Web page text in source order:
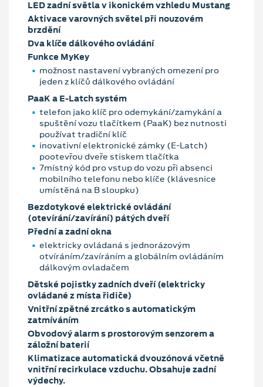
LED zadní světla v ikonickém vzhledu Mustang
Aktivace varovných světel při nouzovém
brzdění
Dva klíče dálkového ovládání
Funkce MyKey
možnost nastavení vybraných omezení pro
jeden z klíčů dálkového ovládání
PaaK a E-Latch systém
telefon jako klíč pro odemykání/zamykání a
spuštění vozu tlačítkem (PaaK) bez nutnosti
používat tradiční klíč
inovativní elektronické zámky (E-Latch)
pootevřou dveře stiskem tlačítka
7místný kód pro vstup do vozu při absenci
mobilního telefonu nebo klíče (klávesnice
umístěná na B sloupku)
Bezdotykové elektrické ovládání
(otevírání/zavírání) pátých dveří
Přední a zadní okna
elektricky ovládaná s jednorázovým
otvíráním/zavíráním a globálním ovládáním
dálkovým ovladačem
Dětské pojistky zadních dveří (elektricky
ovládané z místa řidiče)
Vnitřní zpětné zrcátko s automatickým
zatmíváním
Obvodový alarm s prostorovým senzorem a
záložní baterií
Klimatizace automatická dvouzónová včetně
vnitřní recirkulace vzduchu. Obsahuje zadní
výdechy.